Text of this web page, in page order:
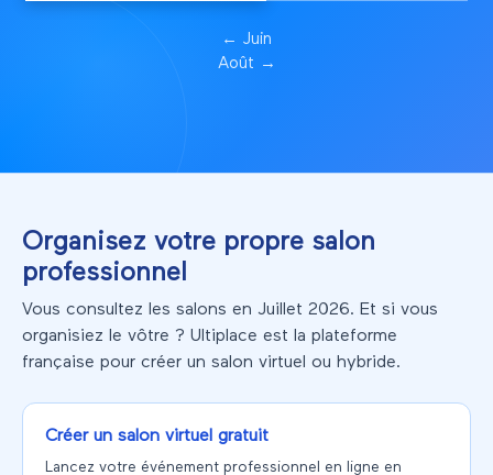
← Juin
Août →
Organisez votre propre salon
professionnel
Vous consultez les salons en Juillet 2026. Et si vous
organisiez le vôtre ? Ultiplace est la plateforme
française pour créer un salon virtuel ou hybride.
Créer un salon virtuel gratuit
Lancez votre événement professionnel en ligne en